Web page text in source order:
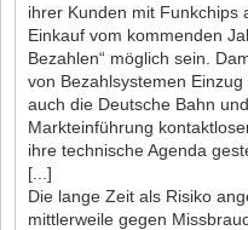
ihrer Kunden mit Funkchips
Einkauf vom kommenden
Bezahlen“ möglich sein.
von Bezahlsystemen
auch die Deutsche Bahn
Markteinführung
ihre technische Agenda
[...]
Die lange Zeit als Risiko
mittlerweile gegen